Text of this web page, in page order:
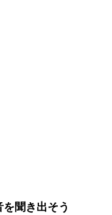
聞き出そう